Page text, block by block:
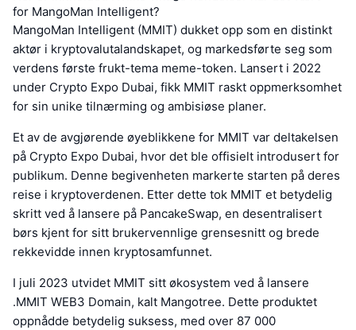
for MangoMan Intelligent?
MangoMan Intelligent (MMIT) dukket opp som en distinkt
aktør i kryptovalutalandskapet, og markedsførte seg som
verdens første frukt-tema meme-token. Lansert i 2022
under Crypto Expo Dubai, fikk MMIT raskt oppmerksomhet
for sin unike tilnærming og ambisiøse planer.
Et av de avgjørende øyeblikkene for MMIT var deltakelsen
på Crypto Expo Dubai, hvor det ble offisielt introdusert for
publikum. Denne begivenheten markerte starten på deres
reise i kryptoverdenen. Etter dette tok MMIT et betydelig
skritt ved å lansere på PancakeSwap, en desentralisert
børs kjent for sitt brukervennlige grensesnitt og brede
rekkevidde innen kryptosamfunnet.
I juli 2023 utvidet MMIT sitt økosystem ved å lansere
.MMIT WEB3 Domain, kalt Mangotree. Dette produktet
oppnådde betydelig suksess, med over 87 000